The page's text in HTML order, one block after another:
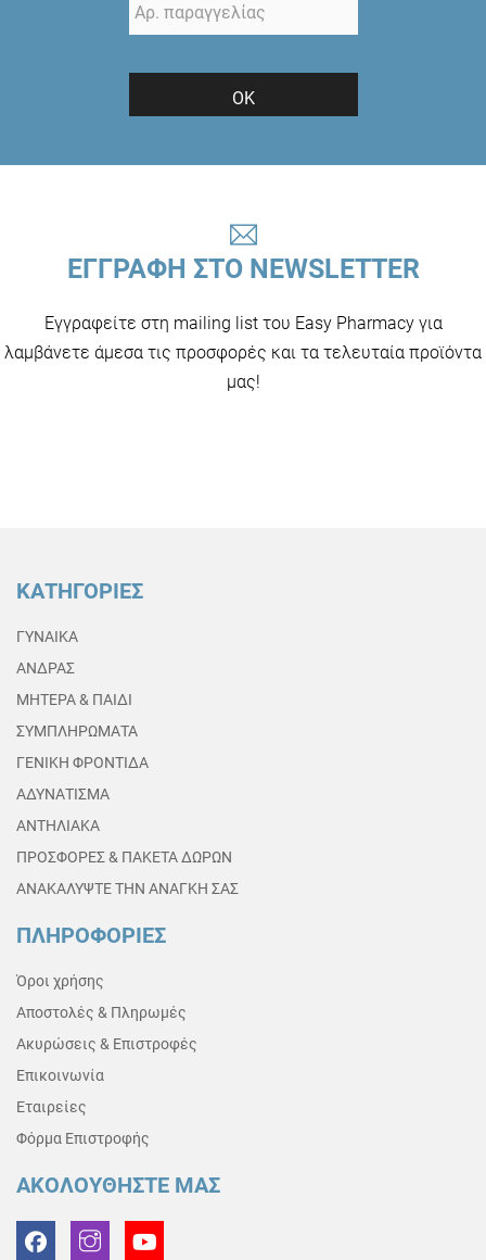
ΟΚ
ΕΓΓΡΑΦΗ ΣΤΟ NEWSLETTER
Εγγραφείτε στη mailing list του Easy Pharmacy για
λαμβάνετε άμεσα τις προσφορές και τα τελευταία προϊόντα
μας!
ΚΑΤΗΓΟΡΙΕΣ
ΓΥΝΑΙΚΑ
ΑΝΔΡΑΣ
ΜΗΤΕΡΑ & ΠΑΙΔΙ
ΣΥΜΠΛΗΡΩΜΑΤΑ
ΓΕΝΙΚΗ ΦΡΟΝΤΙΔΑ
ΑΔΥΝΑΤΙΣΜΑ
ΑΝΤΗΛΙΑΚΑ
ΠΡΟΣΦΟΡΕΣ & ΠΑΚΕΤΑ ΔΩΡΩΝ
ΑΝΑΚΑΛΥΨΤΕ ΤΗΝ ΑΝΑΓΚΗ ΣΑΣ
ΠΛΗΡΟΦΟΡΙΕΣ
Όροι χρήσης
Αποστολές & Πληρωμές
Ακυρώσεις & Επιστροφές
Επικοινωνία
Εταιρείες
Φόρμα Επιστροφής
ΑΚΟΛΟΥΘΗΣΤΕ ΜΑΣ